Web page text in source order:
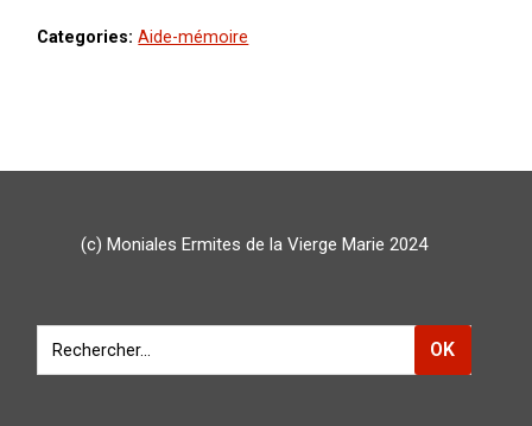
Categories: Aide-mémoire
(c) Moniales Ermites de la Vierge Marie 2024